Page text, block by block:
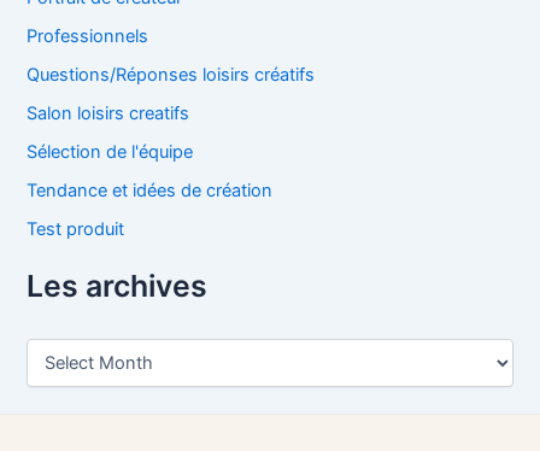
Professionnels
Questions/Réponses loisirs créatifs
Salon loisirs creatifs
Sélection de l'équipe
Tendance et idées de création
Test produit
Les archives
L